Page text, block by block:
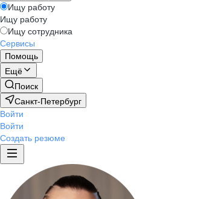
Ищу работу
Ищу работу
Ищу сотрудника
Сервисы
Помощь
Ещё
Поиск
Санкт-Петербург
Войти
Войти
Создать резюме